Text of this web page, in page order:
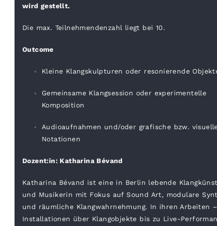
wird gestellt.
Die max. Teilnehmendenzahl liegt bei 10.
Outcome
Kleine Klangskulpturen oder resonierende
Gemeinsame Klangsession oder experimentelle
Komposition
Audioaufnahmen und/oder grafische bzw.
Notationen
Dozent:in: Katharina Bévand
Katharina Bévand ist eine in Berlin lebende
und Musikerin mit Fokus auf Sound Art, modulare
und räumliche Klangwahrnehmung. In ihren Arbeiten
Installationen über Klangobjekte bis zu Live-